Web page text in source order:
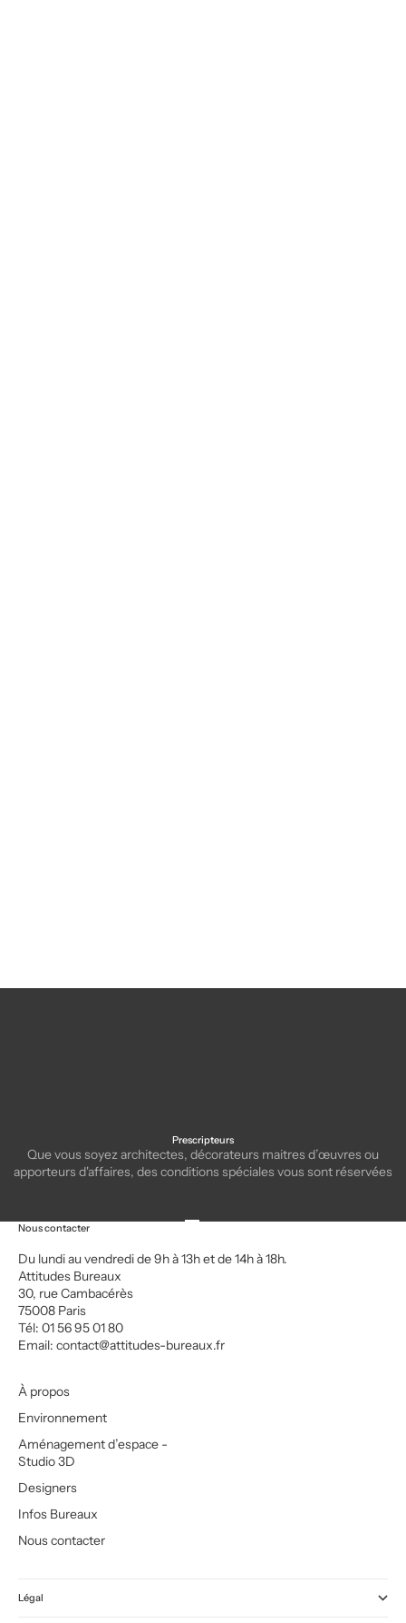
Prescripteurs
Que vous soyez architectes, décorateurs maitres d’œuvres ou
apporteurs d'affaires, des conditions spéciales vous sont réservées
Nous contacter
Du lundi au vendredi de 9h à 13h et de 14h à 18h.
Attitudes Bureaux
30, rue Cambacérès
75008 Paris
Tél: 01 56 95 01 80
Email: contact@attitudes-bureaux.fr
À propos
Environnement
Aménagement d’espace -
Studio 3D
Designers
Infos Bureaux
Nous contacter
Légal